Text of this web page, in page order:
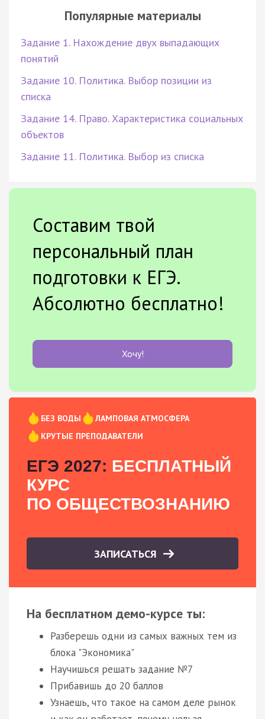
Популярные материалы
Задание 1. Нахождение двух выпадающих
понятий
Задание 10. Политика. Выбор позиции из
списка
Задание 14. Право. Характеристика социальных
объектов
Задание 11. Политика. Выбор из списка
Составим твой
персональный план
подготовки к ЕГЭ.
Абсолютно бесплатно!
Хочу!
БЕЗ ВОДЫ
ЛАМПОВАЯ АТМОСФЕРА
КРУТЫЕ ПРЕПОДАВАТЕЛИ
ЕГЭ 2027: БЕСПЛАТНЫЙ
КУРС
ПО ОБЩЕСТВОЗНАНИЮ
ЗАПИСАТЬСЯ
На бесплатном демо-курсе ты:
Разберешь одни из самых важных тем из
блока "Экономика"
Научишься решать задание №7
Прибавишь до 20 баллов
Узнаешь, что такое на самом деле рынок